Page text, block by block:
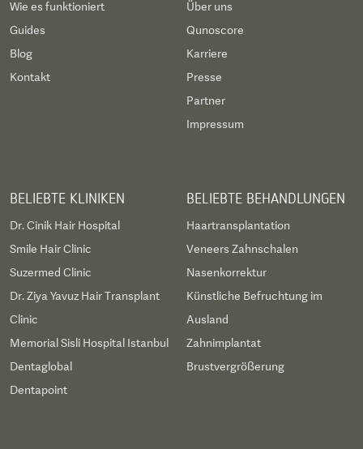
Wie es funktioniert
Guides
Blog
Kontakt
Über uns
Qunoscore
Karriere
Presse
Partner
Impressum
BELIEBTE KLINIKEN
Dr. Cinik Hair Hospital
Smile Hair Clinic
Suzermed Clinic
Dr. Ziya Yavuz Hair Transplant
Clinic
Memorial Sisli Hospital Istanbul
Dentaglobal
Dentapoint
BELIEBTE BEHANDLUNGEN
Haartransplantation
Veneers Zahnschalen
Nasenkorrektur
Künstliche Befruchtung im
Ausland
Zahnimplantat
Brustvergrößerung